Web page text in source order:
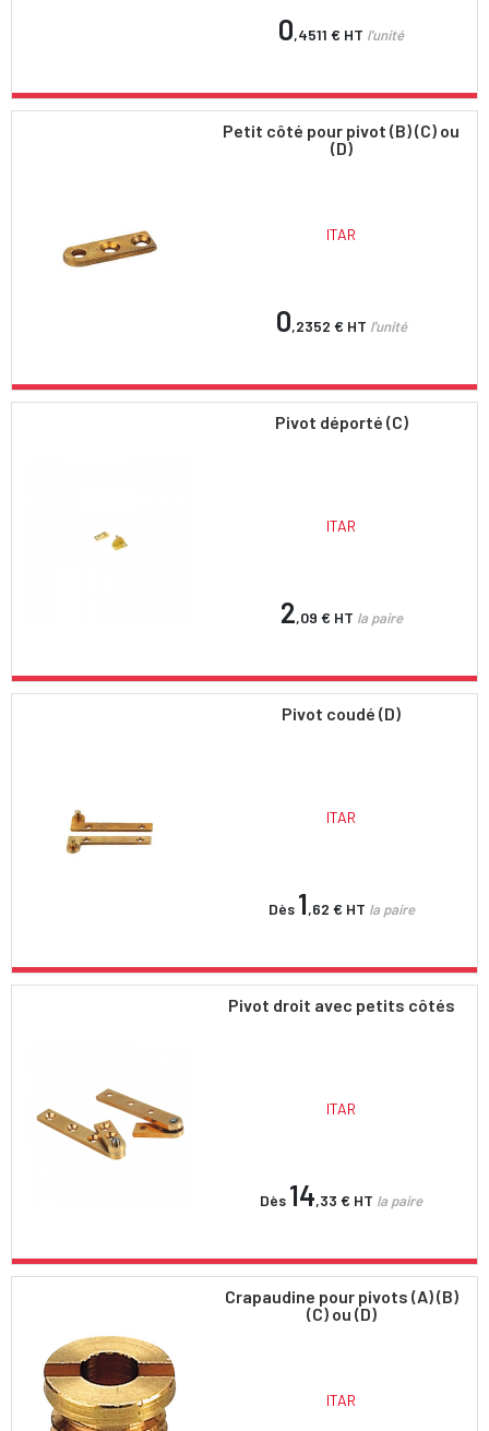
0,4511 € HT l'unité
Petit côté pour pivot (B) (C) ou
(D)
ITAR
0,2352 € HT l'unité
Pivot déporté (C)
ITAR
2,09 € HT la paire
Pivot coudé (D)
ITAR
Dès 1,62 € HT la paire
Pivot droit avec petits côtés
ITAR
Dès 14,33 € HT la paire
Crapaudine pour pivots (A) (B)
(C) ou (D)
ITAR